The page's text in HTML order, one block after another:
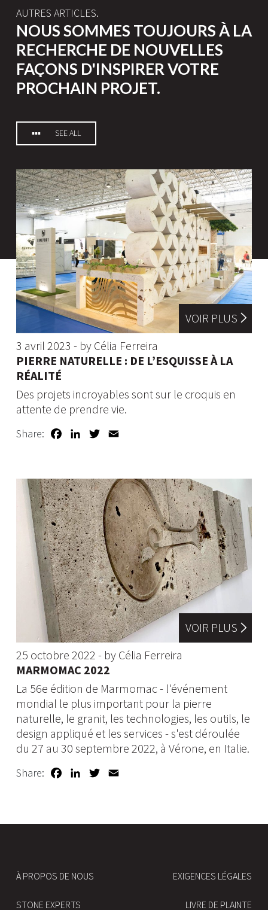
AUTRES ARTICLES.
NOUS SOMMES TOUJOURS À LA
RECHERCHE DE NOUVELLES
FAÇONS D'INSPIRER VOTRE
PROCHAIN PROJET.
SEE ALL
VOIR PLUS
3 avril 2023 - by Célia Ferreira
PIERRE NATURELLE : DE L’ESQUISSE À LA
RÉALITÉ
Des projets incroyables sont sur le croquis en
attente de prendre vie.
Share: FacebookLinkedInTwitter
VOIR PLUS
25 octobre 2022 - by Célia Ferreira
MARMOMAC 2022
La 56e édition de Marmomac - l'événement
mondial le plus important pour la pierre
naturelle, le granit, les technologies, les outils, le
design appliqué et les services - s'est déroulée
du 27 au 30 septembre 2022, à Vérone, en Italie.
Share: FacebookLinkedInTwitter
À PROPOS DE NOUS
STONE EXPERTS
EXIGENCES LÉGALES
LIVRE DE PLAINTE